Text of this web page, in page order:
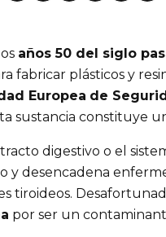
años 50 del siglo
fabricar plásticos y
Europea de
sustancia constituye
digestivo o el
y desencadena
tiroideos.
por ser un